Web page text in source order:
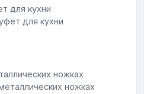
для кухни
ножках